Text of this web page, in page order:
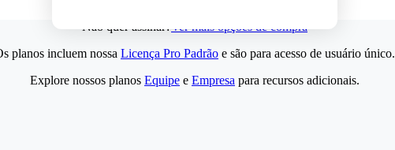
Não quer assinar?Ver mais opções de compra
planos incluem nossa Licença Pro Padrão e são para acesso de usuário único.
Explore nossos planos Equipe e Empresa para recursos adicionais.